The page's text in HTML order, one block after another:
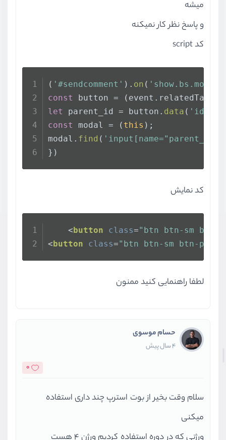
میشه
و پاسخ نظر کار نمیکنه
کد script
( '#sendcomment' ). on ( 'show.bs.modal'
const
button = (event. relatedTarget
let
parent_id = button. data ( 'id'
const
modal = ( this );
modal. find (
})
کد نمایش
<button class="btn btn-sm btn-
<button class="btn btn-sm btn-
لطفا راهنمایی کنید ممنون
حسام موسوی
4 سال پیش
0
سلام وقت بخیر از بوت استرپ چند داری استفاده
میکنی